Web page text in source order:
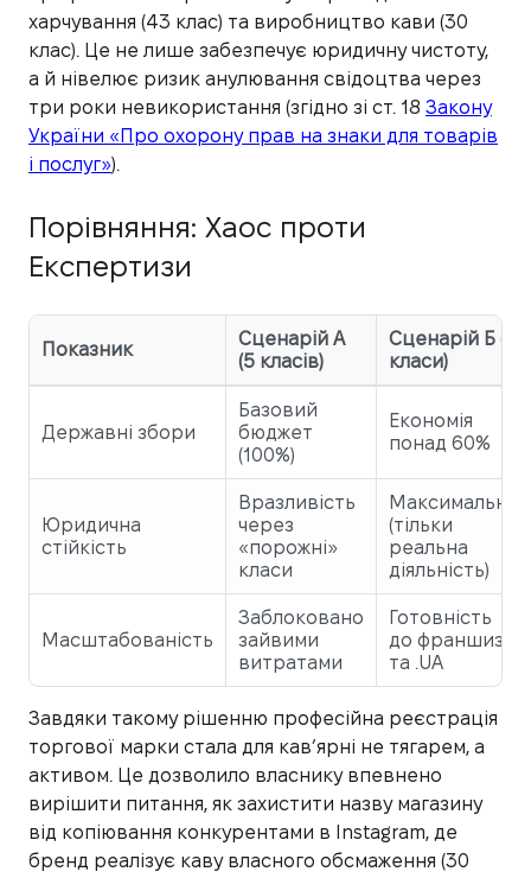
харчування (43 клас) та виробництво кави (30
клас). Це не лише забезпечує юридичну чистоту,
а й нівелює ризик анулювання свідоцтва через
три роки невикористання (згідно зі ст. 18 Закону
України «Про охорону прав на знаки для товарів
і послуг»).
Порівняння: Хаос проти
Експертизи
Показник
Сценарій А
(5 класів)
Сценарій Б (2
класи)
Державні збори
Базовий
бюджет
(100%)
Економія
понад 60%
Юридична
стійкість
Вразливість
через
«порожні»
класи
Максимальна
(тільки
реальна
діяльність)
Масштабованість
Заблоковано
зайвими
витратами
Готовність
до франшизи
та .UA
Завдяки такому рішенню професійна реєстрація
торгової марки стала для кав’ярні не тягарем, а
активом. Це дозволило власнику впевнено
вирішити питання, як захистити назву магазину
від копіювання конкурентами в Instagram, де
бренд реалізує каву власного обсмаження (30